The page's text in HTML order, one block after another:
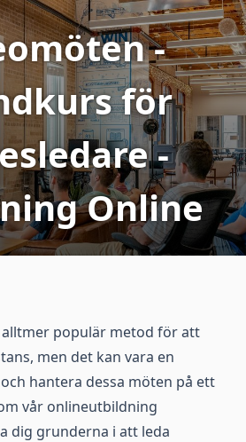
-
för
-
Online
populär metod för att
men det kan vara en
hantera dessa möten på ett
vår onlineutbildning
dig grunderna i att leda